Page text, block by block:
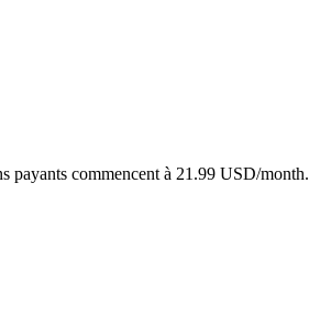
payants commencent à 21.99 USD/month.